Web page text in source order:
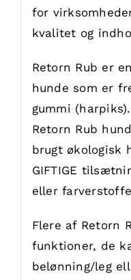
for
kvalitet og
Retorn Rub er
hunde som er
gummi
Retorn Rub
brugt økologisk
GIFTIGE
eller
Flere af Retorn
funktioner, de
belønning/leg